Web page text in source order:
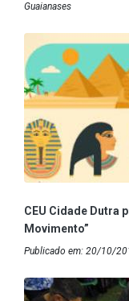
Guaianases
CEU Cidade Dutra
Movimento”
Publicado em: 20/10/